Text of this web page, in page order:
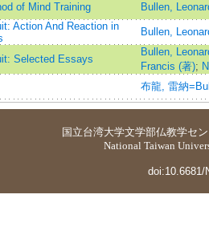
of Mind Training
Bullen,
Action And Reaction in
Bullen,
Selected Essays
Bullen,
Francis (著);
布龍, 雷納
国立台湾大学文学部仏教学セ
National Taiwan
doi:10.6681/